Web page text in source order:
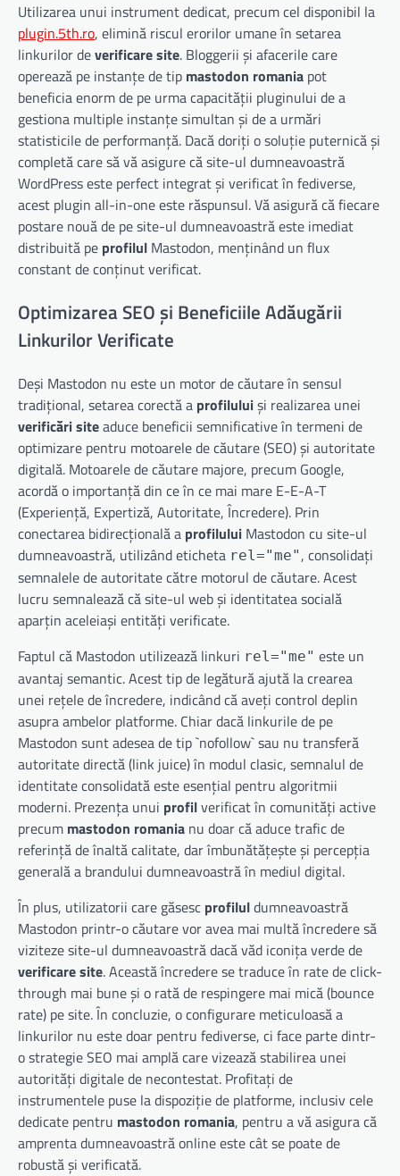
Utilizarea unui instrument dedicat, precum cel disponibil la
plugin.5th.ro, elimină riscul erorilor umane în setarea
linkurilor deverificare site. Bloggerii și afacerile care
operează pe instanțe de tip mastodon romania pot
beneficia enorm de pe urma capacității pluginului de a
gestiona multiple instanțe simultan și de a urmări
statisticile de performanță. Dacă doriți o soluție puternică și
completă care să vă asigure că site-ul dumneavoastră
WordPress este perfect integrat și verificat în fediverse,
acest plugin all-in-one este răspunsul. Vă asigură că fiecare
postare nouă de pe site-ul dumneavoastră este imediat
distribuită pe profilul Mastodon, menținând un flux
constant de conținut verificat.
Optimizarea SEO și Beneficiile Adăugării
Linkurilor Verificate
Deși Mastodon nu este un motor de căutare în sensul
tradițional, setarea corectă a profiluluiși realizarea unei
verificări siteaduce beneficii semnificative în termeni de
optimizare pentru motoarele de căutare (SEO) și autoritate
digitală. Motoarele de căutare majore, precum Google,
acordă o importanță din ce în ce mai mare E-E-A-T
(Experiență, Expertiză, Autoritate, Încredere). Prin
conectarea bidirecțională a profilului Mastodon cu site-ul
dumneavoastră, utilizând eticheta rel="me", consolidați
semnalele de autoritate către motorul de căutare. Acest
lucru semnalează că site-ul web și identitatea socială
aparțin aceleiași entități verificate.
Faptul că Mastodon utilizează linkuri rel="me" este un
avantaj semantic. Acest tip de legătură ajută la crearea
unei rețele de încredere, indicând că aveți control deplin
asupra ambelor platforme. Chiar dacă linkurile de pe
Mastodon sunt adesea de tip `nofollow` sau nu transferă
autoritate directă (link juice) în modul clasic, semnalul de
identitate consolidată este esențial pentru algoritmii
moderni. Prezența unui profilverificat în comunități active
precum mastodon romania nu doar că aduce trafic de
referință de înaltă calitate, dar îmbunătățește și percepția
generală a brandului dumneavoastră în mediul digital.
În plus, utilizatorii care găsesc profiluldumneavoastră
Mastodon printr-o căutare vor avea mai multă încredere să
viziteze site-ul dumneavoastră dacă văd iconița verde de
verificare site. Această încredere se traduce în rate de click-
through mai bune și o rată de respingere mai mică (bounce
rate) pe site. În concluzie, o configurare meticuloasă a
linkurilor nu este doar pentru fediverse, ci face parte dintr-
o strategie SEO mai amplă care vizează stabilirea unei
autorități digitale de necontestat. Profitați de
instrumentele puse la dispoziție de platforme, inclusiv cele
dedicate pentru mastodon romania, pentru a vă asigura că
amprenta dumneavoastră online este cât se poate de
robustă și verificată.